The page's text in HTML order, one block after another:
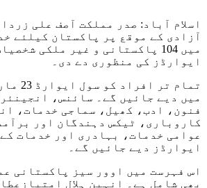
آزادی کے موقع پر پاکستان کیلئے
میں 104 پاکستانی و غیر ملکی
ایوارڈز کی منظوری دے دی۔
میں دیے جائیں گے۔ سائنس،
فنون، ادب، کھیل، سماجی خدمات،
کاروباری، ٹیکس دہندگان اور
عوامی خدمات، بہادری اور خدمات کے
ایوارڈز دیے جائیں گے۔
اس فہرست میں اوور سیز پاکستانی
بھی شامل ہے۔ انہین ہلال